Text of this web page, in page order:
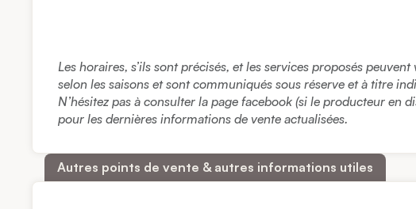
Les horaires, s’ils sont précisés, et les services proposés peuvent
selon les saisons et sont communiqués sous réserve et à titre
N’hésitez pas à consulter la page facebook (si le producteur en
pour les dernières informations de vente actualisées.
Autres points de vente & autres informations utiles